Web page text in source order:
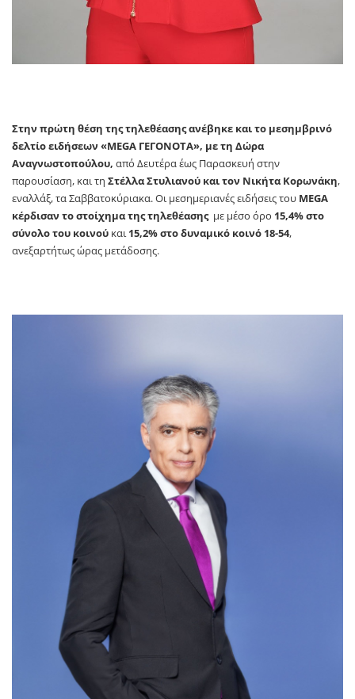
Στην πρώτη θέση της τηλεθέασης ανέβηκε και το μεσημβρινό
δελτίο ειδήσεων «MEGA ΓΕΓΟΝΟΤΑ», με τη Δώρα
Αναγνωστοπούλου, από Δευτέρα έως Παρασκευή στην
παρουσίαση, και τη Στέλλα Στυλιανού και τον Νικήτα Κορωνάκη,
εναλλάξ,τα Σαββατοκύριακα. Οι μεσημεριανές ειδήσεις του MEGA
κέρδισαν το στοίχημα της τηλεθέασηςμε μέσο όρο 15,4% στο
σύνολο του κοινού και15,2% στο δυναμικό κοινό 18-54,
ανεξαρτήτως ώρας μετάδοσης.